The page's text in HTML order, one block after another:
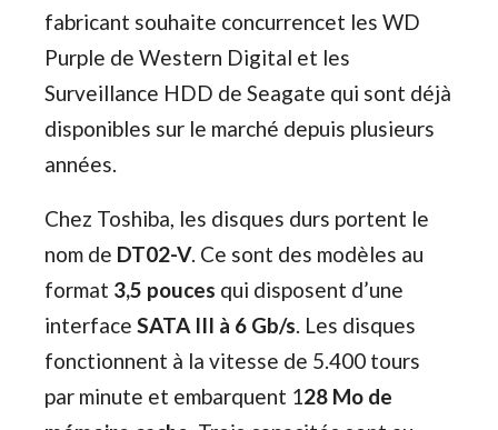
fabricant souhaite concurrencet les WD
Purple de Western Digital et les
Surveillance HDD de Seagate qui sont déjà
disponibles sur le marché depuis plusieurs
années.
Chez Toshiba, les disques durs portent le
nom de DT02-V. Ce sont des modèles au
format 3,5 pouces qui disposent d’une
interface SATA III à 6 Gb/s . Les disques
fonctionnent à la vitesse de 5.400 tours
par minute et embarquent 128 Mo de